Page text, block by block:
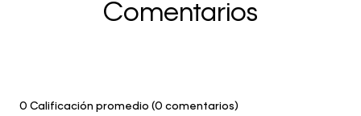
Comentarios
0 Calificación promedio (0 comentarios)